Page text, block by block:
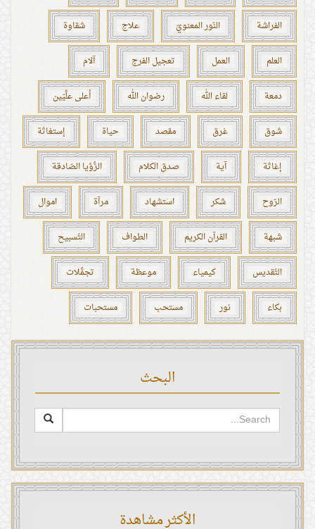
الفراشة النّور المعنويّ علاج شقاوة
العلم العمل تعجيل الفرج آلام
دمعة لقاء الله رضوان الله أعلى علِّيّين
شوق غرق مقصد حياة إستغاثة
إغاثة آية صدق الكلام الرُّؤيا الصّادقة
الرّوح شكر استشهاد مرآة اموال
شبهة القرآن الكريم الطواف التّسبيح
التّقديس كيمياء موعظة تجمُّلات
بكاء نور مستحب مستحبات
البحث
الأكثر مشاهدة